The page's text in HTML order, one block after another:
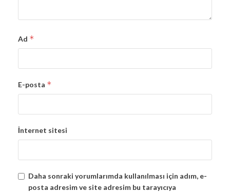
Ad *
E-posta *
İnternet sitesi
Daha sonraki yorumlarımda kullanılması için adım, e-
posta adresim ve site adresim bu tarayıcıya